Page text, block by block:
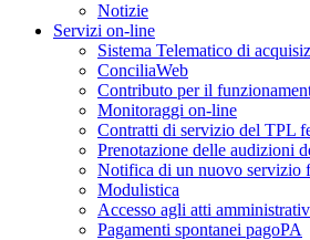
Notizie
Servizi on-line
Sistema Telematico di
ConciliaWeb
Contributo per il
Monitoraggi on-line
Contratti di servizio del TPL
Prenotazione delle audizioni
Notifica di un nuovo servizio
Modulistica
Accesso agli atti
Pagamenti spontanei pagoPA